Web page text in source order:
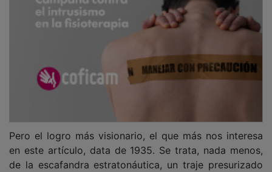
Pero el logro más visionario, el que más nos interesa
en este artículo, data de 1935. Se trata, nada menos,
de la escafandra estratonáutica, un traje presurizado